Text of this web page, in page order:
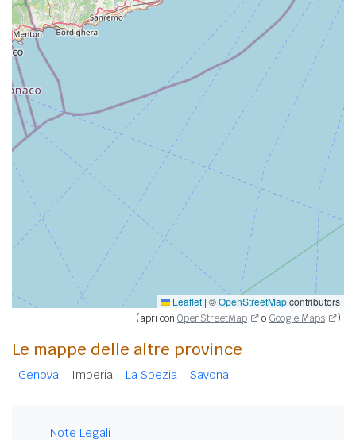
Leaflet | ©OpenStreetMapcontributors
(apri con OpenStreetMap o Google Maps )
Le mappe delle altre province
Genova Imperia La Spezia Savona
Note Legali